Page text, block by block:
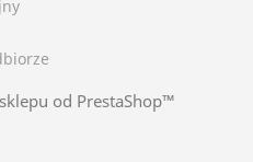
od PrestaShop™